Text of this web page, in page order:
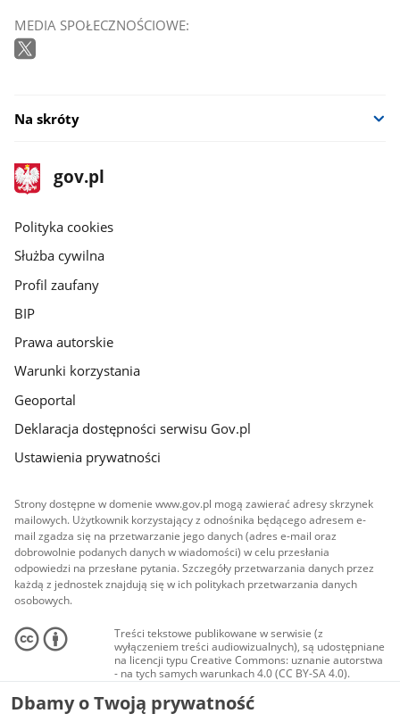
MEDIA SPOŁECZNOŚCIOWE:
Na skróty
stopka
gov.pl
Strona
gov.pl
gov.pl
Polityka cookies
Służba cywilna
Profil zaufany
BIP
Prawa autorskie
Warunki korzystania
Geoportal
Deklaracja dostępności serwisu Gov.pl
Ustawienia prywatności
Strony dostępne w domenie www.gov.pl mogą zawierać adresy skrzynek
mailowych. Użytkownik korzystający z odnośnika będącego adresem e-
mail zgadza się na przetwarzanie jego danych (adres e-mail oraz
dobrowolnie podanych danych w wiadomości) w celu przesłania
odpowiedzi na przesłane pytania. Szczegóły przetwarzania danych przez
każdą z jednostek znajdują się w ich politykach przetwarzania danych
osobowych.
Treści tekstowe publikowane w serwisie (z
wyłączeniem treści audiowizualnych), są udostępniane
na licencji typu Creative Commons: uznanie autorstwa
- na tych samych warunkach 4.0 (CC BY-SA 4.0).
Materiały audiowizualne, w tym zdjęcia, materiały
audio i wideo, są udostępniane na licencji typu
Creative Commons: uznanie autorstwa użycie
Dbamy o Twoją prywatność